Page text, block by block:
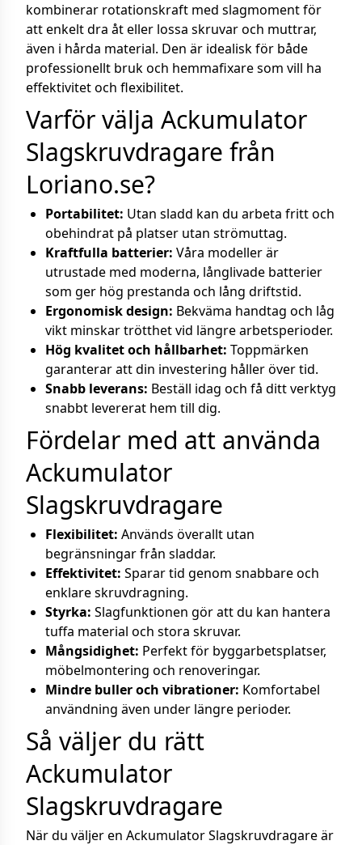
kombinerar rotationskraft med slagmoment för
att enkelt dra åt eller lossa skruvar och muttrar,
även i hårda material. Den är idealisk för både
professionellt bruk och hemmafixare som vill ha
effektivitet och flexibilitet.
Varför välja Ackumulator
Slagskruvdragare från
Loriano.se?
Portabilitet: Utan sladd kan du arbeta fritt och
obehindrat på platser utan strömuttag.
Kraftfulla batterier: Våra modeller är
utrustade med moderna, långlivade batterier
som ger hög prestanda och lång driftstid.
Ergonomisk design: Bekväma handtag och låg
vikt minskar trötthet vid längre arbetsperioder.
Hög kvalitet och hållbarhet: Toppmärken
garanterar att din investering håller över tid.
Snabb leverans: Beställ idag och få ditt verktyg
snabbt levererat hem till dig.
Fördelar med att använda
Ackumulator
Slagskruvdragare
Flexibilitet: Används överallt utan
begränsningar från sladdar.
Effektivitet: Sparar tid genom snabbare och
enklare skruvdragning.
Styrka: Slagfunktionen gör att du kan hantera
tuffa material och stora skruvar.
Mångsidighet: Perfekt för byggarbetsplatser,
möbelmontering och renoveringar.
Mindre buller och vibrationer: Komfortabel
användning även under längre perioder.
Så väljer du rätt
Ackumulator
Slagskruvdragare
När du väljer en Ackumulator Slagskruvdragare är